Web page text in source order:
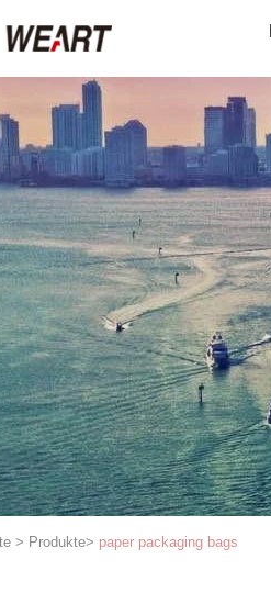
> Produkte> paper packaging bags